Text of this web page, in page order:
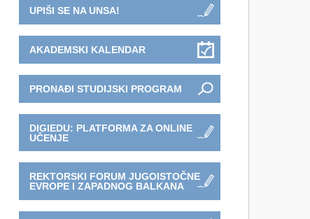
UPIŠI SE NA UNSA!
AKADEMSKI KALENDAR
PRONAĐI STUDIJSKI PROGRAM
DIGIEDU: PLATFORMA ZA ONLINE
UČENJE
REKTORSKI FORUM JUGOISTOČNE
EVROPE I ZAPADNOG BALKANA